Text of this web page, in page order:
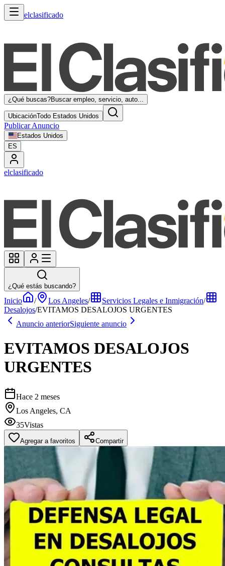
elclasificado
¿Qué buscas?Buscar empleo, servicio, auto...
UbicaciónTodo Estados Unidos
Publicar Anuncio
Estados Unidos
ES
elclasificado
¿Qué estás buscando?
Inicio / Los Angeles/ Servicios Legales e Inmigración/
Desalojos/EVITAMOS DESALOJOS URGENTES
Anuncio anteriorSiguiente anuncio
EVITAMOS DESALOJOS
URGENTES
Hace 2 meses
Los Angeles, CA
35Vistas
Agregar a favoritos Compartir